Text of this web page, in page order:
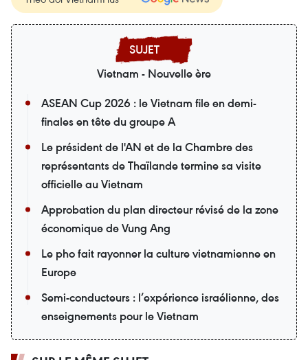
Vietnam - Nouvelle ère
ASEAN Cup 2026 : le Vietnam file en demi-
finales en tête du groupe A
Le président de l'AN et de la Chambre des
représentants de Thaïlande termine sa visite
officielle au Vietnam
Approbation du plan directeur révisé de la zone
économique de Vung Ang
Le pho fait rayonner la culture vietnamienne en
Europe
Semi-conducteurs : l’expérience israélienne, des
enseignements pour le Vietnam